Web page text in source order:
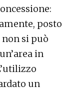
posto
si può
in
un